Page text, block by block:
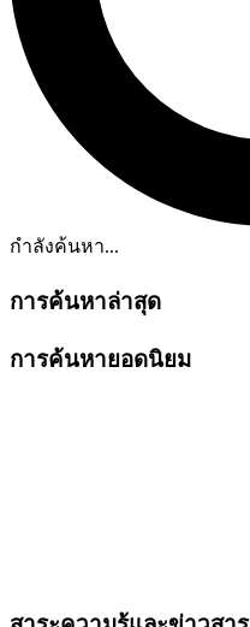
กำลังค้นหา...
การค้นหาล่าสุด
การค้นหายอดนิยม